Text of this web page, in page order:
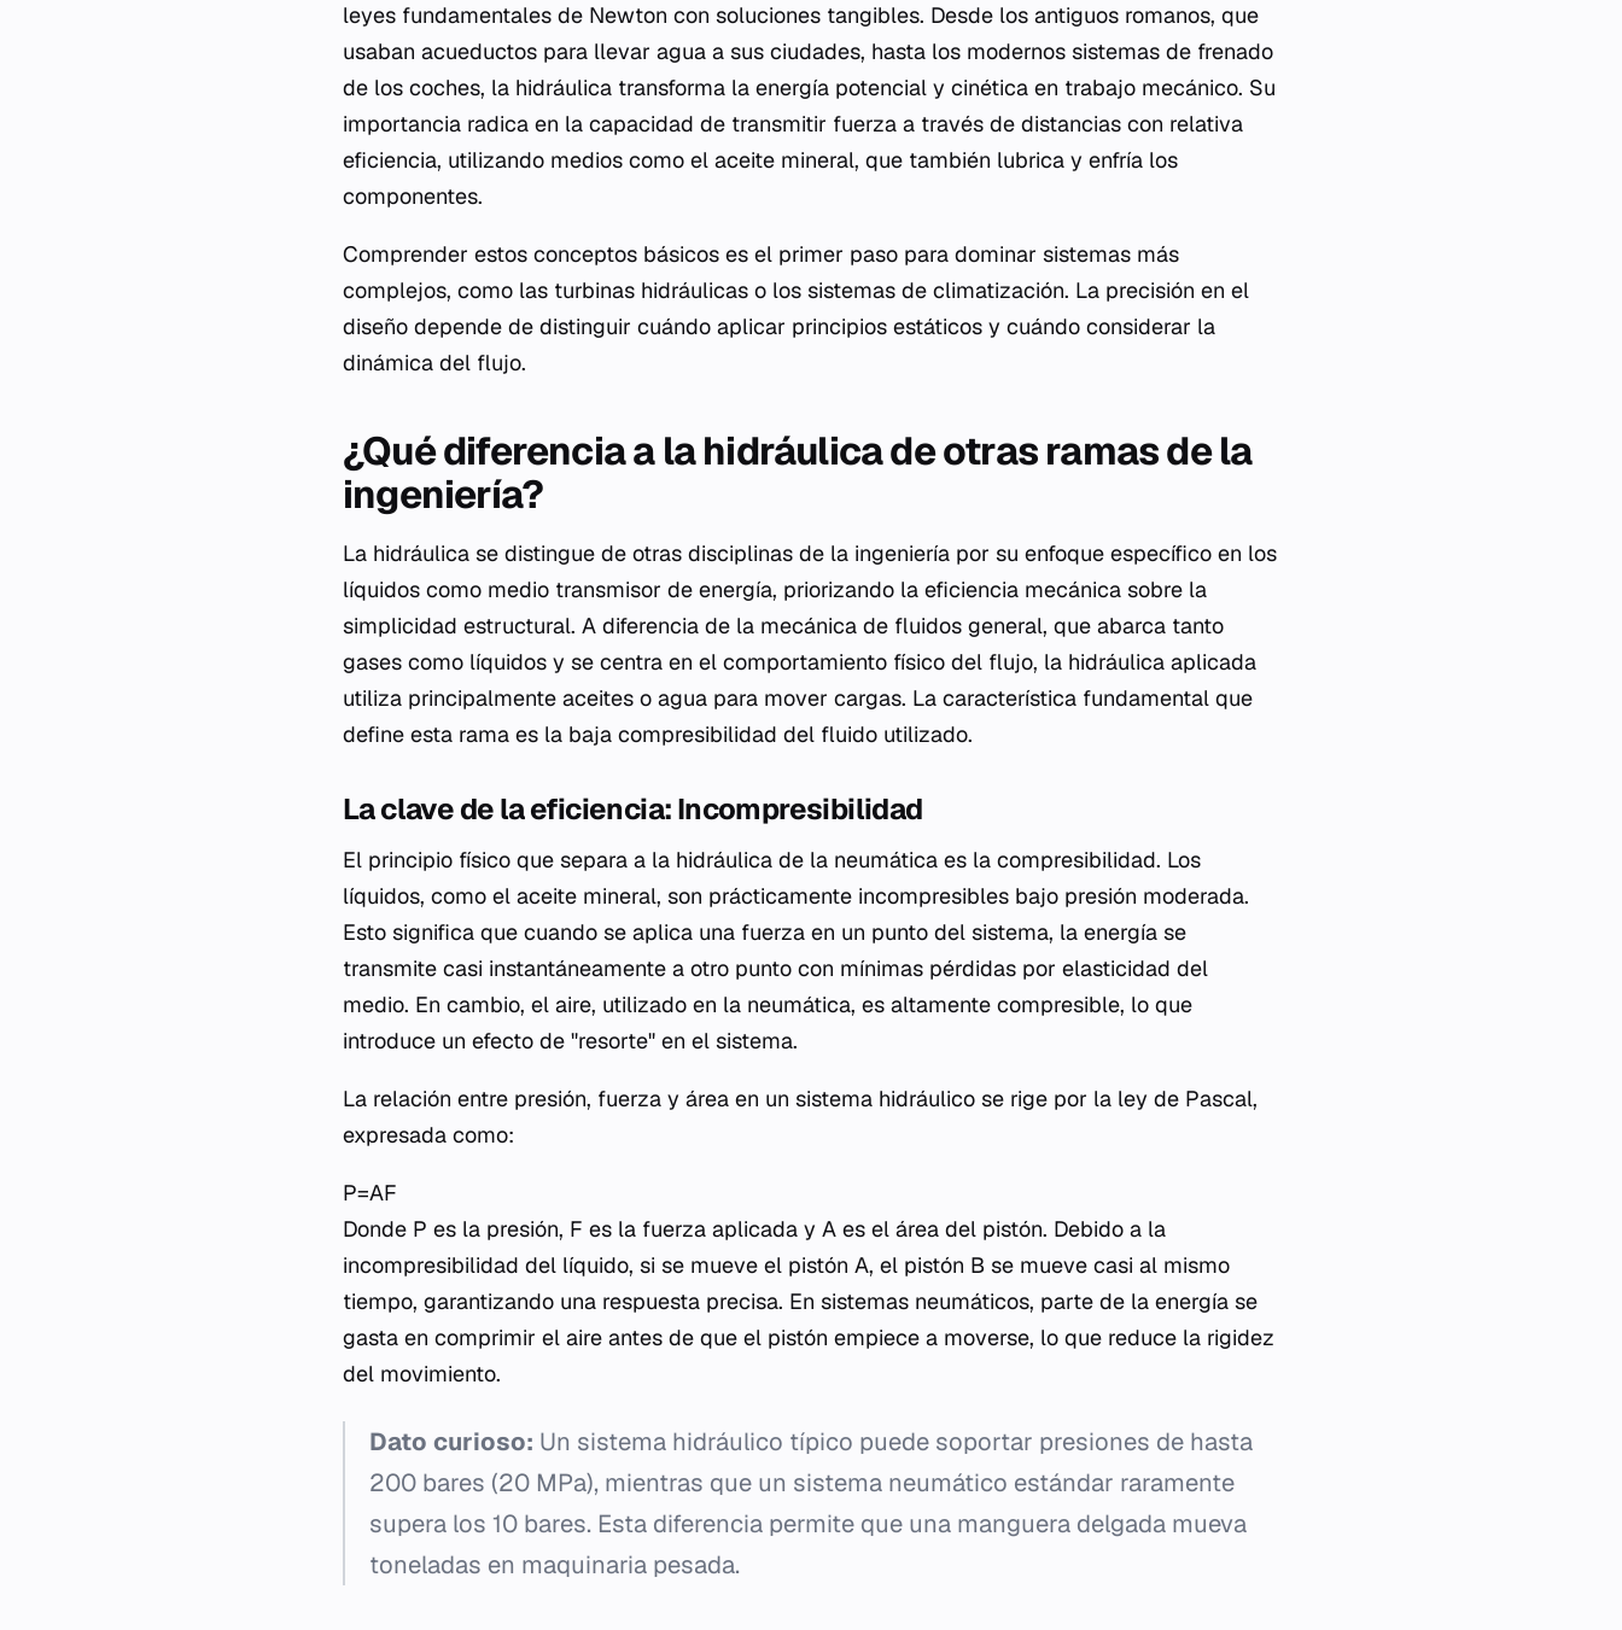
leyes fundamentales de Newton con soluciones tangibles. Desde los antiguos romanos, que
usaban acueductos para llevar agua a sus ciudades, hasta los modernos sistemas de frenado
de los coches, la hidráulica transforma la energía potencial y cinética en trabajo mecánico. Su
importancia radica en la capacidad de transmitir fuerza a través de distancias con relativa
eficiencia, utilizando medios como el aceite mineral, que también lubrica y enfría los
componentes.
Comprender estos conceptos básicos es el primer paso para dominar sistemas más
complejos, como las turbinas hidráulicas o los sistemas de climatización. La precisión en el
diseño depende de distinguir cuándo aplicar principios estáticos y cuándo considerar la
dinámica del flujo.
¿Qué diferencia a la hidráulica de otras ramas de la
ingeniería?
La hidráulica se distingue de otras disciplinas de la ingeniería por su enfoque específico en los
líquidos como medio transmisor de energía, priorizando la eficiencia mecánica sobre la
simplicidad estructural. A diferencia de la mecánica de fluidos general, que abarca tanto
gases como líquidos y se centra en el comportamiento físico del flujo, la hidráulica aplicada
utiliza principalmente aceites o agua para mover cargas. La característica fundamental que
define esta rama es la baja compresibilidad del fluido utilizado.
La clave de la eficiencia: Incompresibilidad
El principio físico que separa a la hidráulica de la neumática es la compresibilidad. Los
líquidos, como el aceite mineral, son prácticamente incompresibles bajo presión moderada.
Esto significa que cuando se aplica una fuerza en un punto del sistema, la energía se
transmite casi instantáneamente a otro punto con mínimas pérdidas por elasticidad del
medio. En cambio, el aire, utilizado en la neumática, es altamente compresible, lo que
introduce un efecto de "resorte" en el sistema.
La relación entre presión, fuerza y área en un sistema hidráulico se rige por la ley de Pascal,
expresada como:
P=AF​
Donde P es la presión, F es la fuerza aplicada y A es el área del pistón. Debido a la
incompresibilidad del líquido, si se mueve el pistón A, el pistón B se mueve casi al mismo
tiempo, garantizando una respuesta precisa. En sistemas neumáticos, parte de la energía se
gasta en comprimir el aire antes de que el pistón empiece a moverse, lo que reduce la rigidez
del movimiento.
Dato curioso: Un sistema hidráulico típico puede soportar presiones de hasta
200 bares (20 MPa), mientras que un sistema neumático estándar raramente
supera los 10 bares. Esta diferencia permite que una manguera delgada mueva
toneladas en maquinaria pesada.